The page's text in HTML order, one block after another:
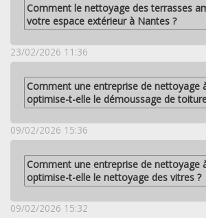
Comment le nettoyage des terrasses
votre espace extérieur à Nantes ?
23/02/2026 11:36
Comment une entreprise de nettoyage
optimise-t-elle le démoussage de
09/02/2026 15:36
Comment une entreprise de nettoyage
optimise-t-elle le nettoyage des vitres ?
09/02/2026 15:32